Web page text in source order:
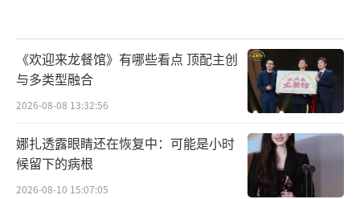
《欢迎来龙餐馆》有哪些看点 顶配主创
与多类型融合
2026-08-08 13:32:56
娜扎透露眼睛还在恢复中：可能是小时
候留下的病根
2026-08-10 15:07:05